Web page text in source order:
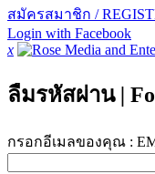
สมัครสมาชิก /
Login with Facebook
x
ลืมรหัสผ่าน |
กรอกอีเมลของคุณ :